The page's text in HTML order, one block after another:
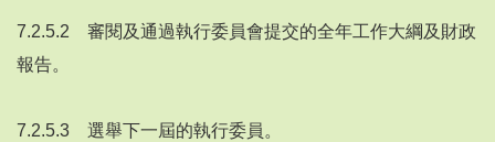
7.2.5.2 審閱及通過執行委員會提交的全年工作大綱及財政
報告。
7.2.5.3 選舉下一屆的執行委員。